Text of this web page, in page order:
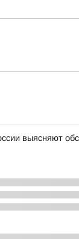
выясняют